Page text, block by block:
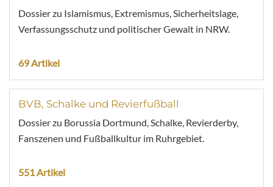
Dossier zu Islamismus, Extremismus, Sicherheitslage,
Verfassungsschutz und politischer Gewalt in NRW.
69 Artikel
BVB, Schalke und Revierfußball
Dossier zu Borussia Dortmund, Schalke, Revierderby,
Fanszenen und Fußballkultur im Ruhrgebiet.
551 Artikel